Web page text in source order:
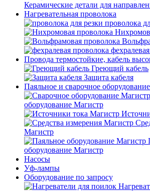
Керамические детали для
Нагревательная проволока
проволока
Провода термостойкие, кабель
Греющий кабель
Защита кабеля
Паяльное и сварочное
оборудование Магистр
Магистр
оборудование Магистр
Насосы
Уф-лампы
Оборудование по запросу